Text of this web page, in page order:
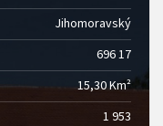
Jihomoravský
696 17
15,30 Km²
1 953